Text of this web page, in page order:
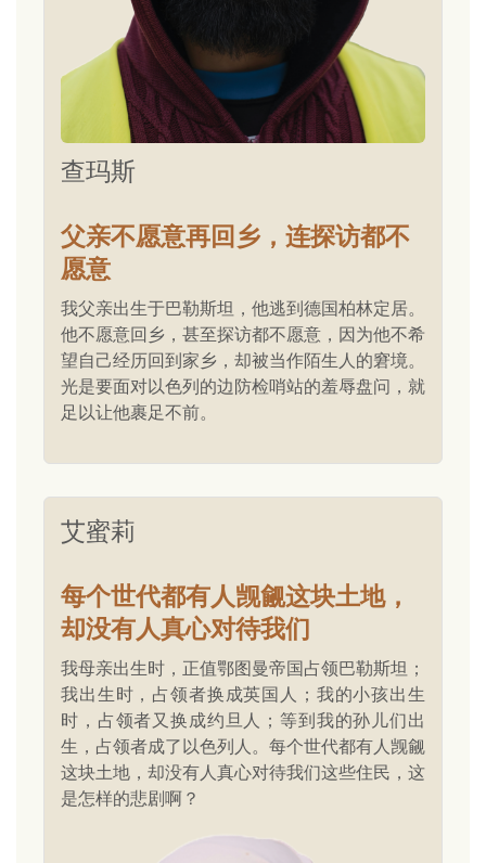
查玛斯
父亲不愿意再回乡，连探访都不
愿意
我父亲出生于巴勒斯坦，他逃到德国柏林定居。
他不愿意回乡，甚至探访都不愿意，因为他不希
望自己经历回到家乡，却被当作陌生人的窘境。
光是要面对以色列的边防检哨站的羞辱盘问，就
足以让他裹足不前。
艾蜜莉
每个世代都有人觊觎这块土地，
却没有人真心对待我们
我母亲出生时，正值鄂图曼帝国占领巴勒斯坦；
我出生时，占领者换成英国人；我的小孩出生
时，占领者又换成约旦人；等到我的孙儿们出
生，占领者成了以色列人。每个世代都有人觊觎
这块土地，却没有人真心对待我们这些住民，这
是怎样的悲剧啊？